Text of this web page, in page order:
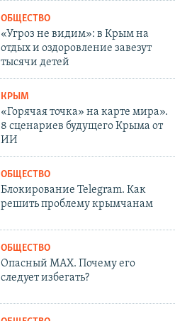
ОБЩЕСТВО
«Угроз не видим»: в Крым на
отдых и оздоровление завезут
тысячи детей
КРЫМ
«Горячая точка» на карте мира».
8 сценариев будущего Крыма от
ИИ
ОБЩЕСТВО
Блокирование Telegram. Как
решить проблему крымчанам
ОБЩЕСТВО
Опасный MAX. Почему его
следует избегать?